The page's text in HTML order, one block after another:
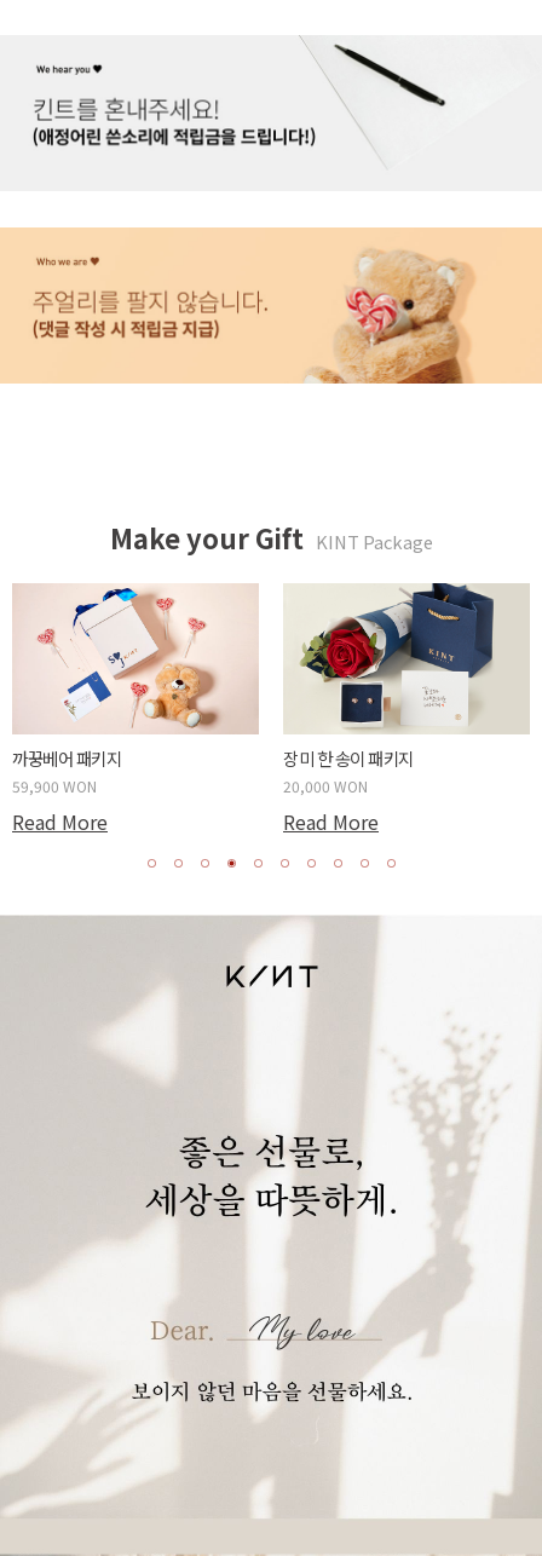
Make your Gift KINT Package
까꿍베어 패키지
59,900 WON
Read More
장미 한 송이 패키지
20,000 WON
Read More